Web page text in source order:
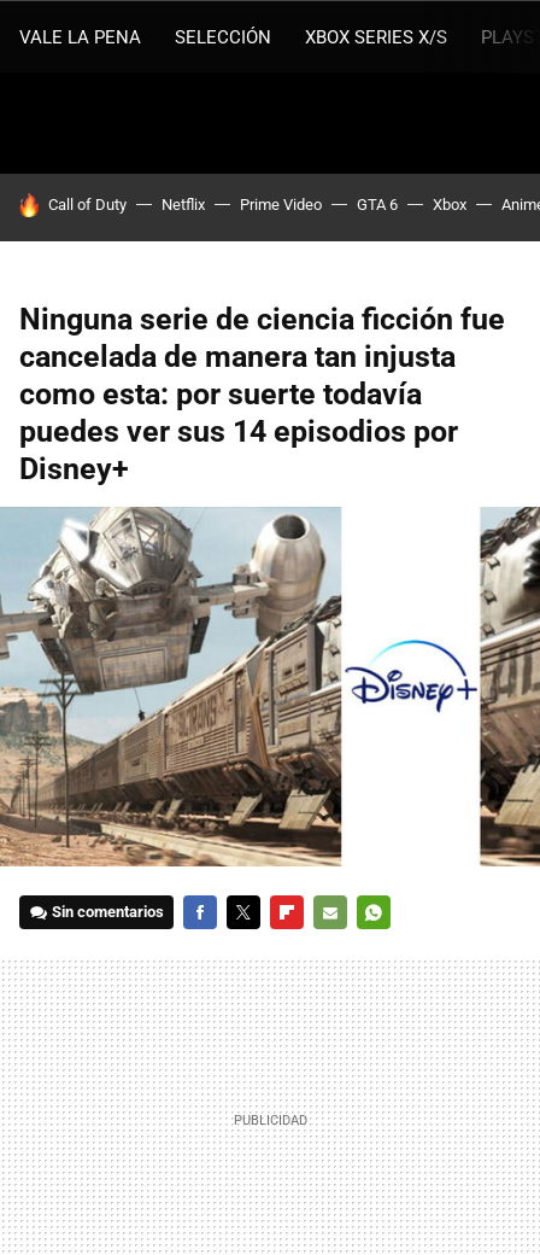
VALE LA PENA SELECCIÓN XBOX SERIES X/S
HOY SE HABLA DE
Call of Duty Netflix Prime Video GTA 6 Xbox
Ninguna serie de ciencia ficción fue
cancelada de manera tan injusta
como esta: por suerte todavía
puedes ver sus 14 episodios por
Disney+
Sin comentarios
MAIL